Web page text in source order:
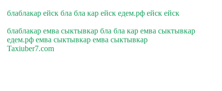
блаблакар ейск бла бла кар ейск едем.рф ейск ейск
блаблакар емва сыктывкар бла бла кар емва сыктывкар
едем.рф емва сыктывкар емва сыктывкар
Taxiuber7.com